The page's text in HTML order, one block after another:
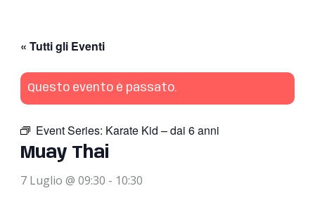
« Tutti gli Eventi
Questo evento è passato.
Event Series: Karate Kid – dai 6 anni
Muay Thai
7 Luglio @ 09:30 - 10:30